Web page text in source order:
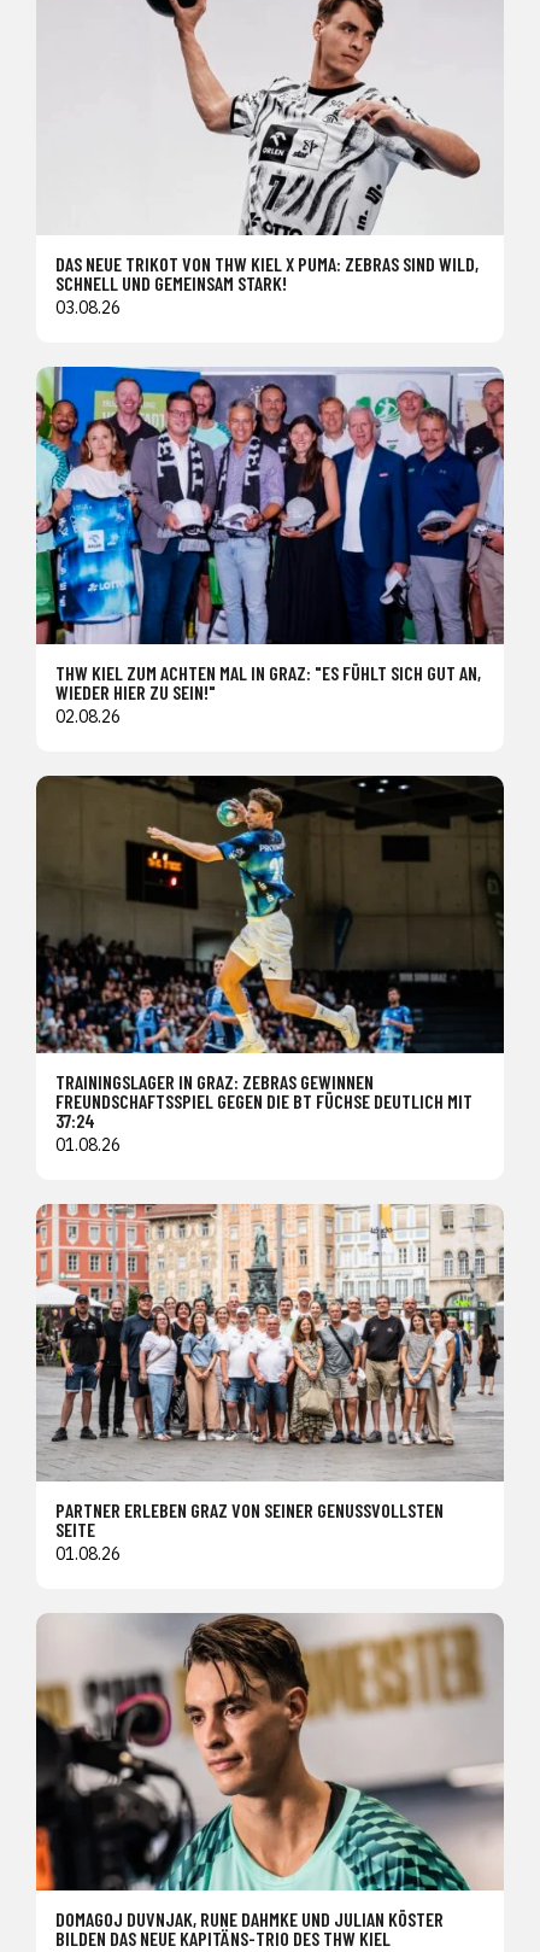
DAS NEUE TRIKOT VON THW KIEL X PUMA: ZEBRAS SIND WILD,
SCHNELL UND GEMEINSAM STARK!
03.08.26
THW KIEL ZUM ACHTEN MAL IN GRAZ: "ES FÜHLT SICH GUT AN,
WIEDER HIER ZU SEIN!"
02.08.26
TRAININGSLAGER IN GRAZ: ZEBRAS GEWINNEN
FREUNDSCHAFTSSPIEL GEGEN DIE BT FÜCHSE DEUTLICH MIT
37:24
01.08.26
PARTNER ERLEBEN GRAZ VON SEINER GENUSSVOLLSTEN
SEITE
01.08.26
DOMAGOJ DUVNJAK, RUNE DAHMKE UND JULIAN KÖSTER
BILDEN DAS NEUE KAPITÄNS-TRIO DES THW KIEL